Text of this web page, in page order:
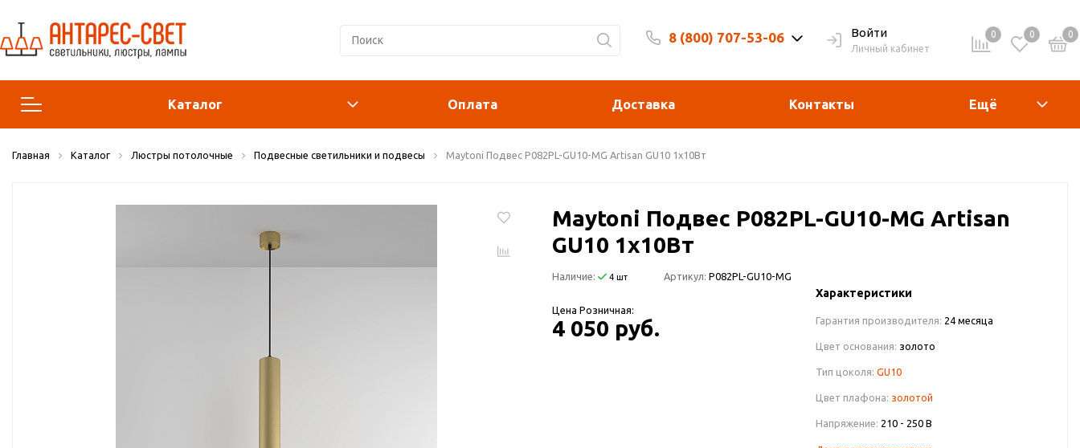
8 (800) 707-53-06 Войти
Личный кабинет
0 0 0
Каталог
Люстры и подвесы
Оплата Доставка Контакты Ещё
Главная Каталог Люстры потолочные Подвесные светильники и подвесы Maytoni Подвес P082PL-GU10-MG Artisan GU10 1x10Вт
Maytoni Подвес P082PL-GU10-MG Artisan
GU10 1x10Вт
Наличие: 4 шт Артикул: P082PL-GU10-MG
Цена Розничная:
4 050 руб.
Характеристики
Гарантия производителя: 24 месяца
Цвет основания: золото
Тип цоколя: GU10
Цвет плафона: золотой
Напряжение: 210 - 250 В